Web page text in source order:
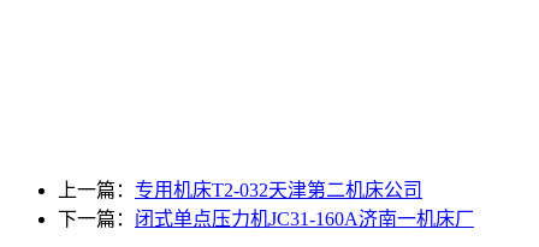
上一篇： 专用机床T2-032天津第二机床公司
下一篇： 闭式单点压力机JC31-160A济南一机床厂